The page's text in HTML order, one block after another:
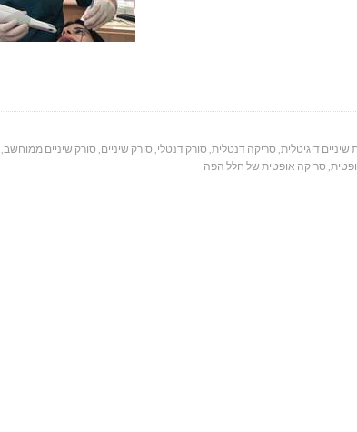
שיניים דיגיטלית, סריקה דנטלית, סורק דנטלי, סורק שיניים, סורק שיניים ממוחשב,
, סריקה אופטית של חלל הפה